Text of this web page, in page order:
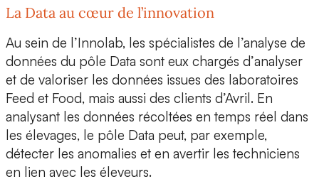
La Data au cœur de l’innovation
Au sein de l’Innolab, les spécialistes de l’analyse de
données du pôle Data sont eux chargés d’analyser
et de valoriser les données issues des laboratoires
Feed et Food, mais aussi des clients d’Avril. En
analysant les données récoltées en temps réel dans
les élevages, le pôle Data peut, par exemple,
détecter les anomalies et en avertir les techniciens
en lien avec les éleveurs.